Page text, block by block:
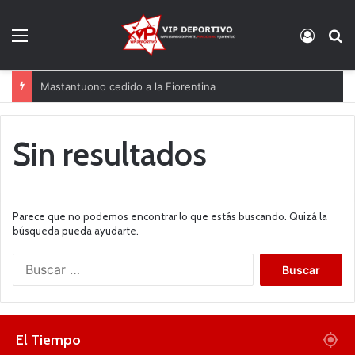
Mastantuono cedido a la Fiorentina
Sin resultados
Parece que no podemos encontrar lo que estás buscando. Quizá la
búsqueda pueda ayudarte.
El Tiempo